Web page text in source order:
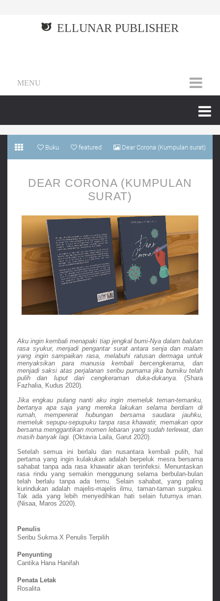
ELLUNAR PUBLISHER
MENU
Buku featured Dear Corona (Kumpulan surat)
DEAR CORONA (KUMPULAN
SURAT)
Aku ingin kembali menapaki tiap jengkal bumi-Nya dalam balutan
rasa syukur, menjadi pengantar surat antara senja dan malam
yang ingin sampaikan rasa, melabuhi ratusan dermaga untuk
menyaksikan para manusia kembali bercengkerama, dan
menjadi saksi atas perjalanan seribu purnama jika bumiku telah
pulih dan luput dari cengkeraman duka-dukanya. (Shara
Fazhalia, Kudus 2020).
Jika engkau pulang nanti aku ingin memeluk teman-temanku,
bertanya apa saja yang mereka lakukan selama berdiam di
rumah, mempererat hubungan bersama saudara jauhku,
memeluk sepupu-sepupuku tanpa rasa khawatir, memakan opor
bersama menggantikan momen lebaran yang sudah terlewat, dan
masih banyak lagi. (Oktavia Laila, Garut 2020).
Setelah semua ini berlalu dan nusantara kembali pulih, hal
pertama yang ingin kulakukan adalah berpeluk mesra bersama
sahabat tanpa ada rasa khawatir akan terinfeksi. Menuntaskan
rasa rindu yang semakin menggunung selama berbulan-bulan
telah berlalu tanpa ada temu. Selain sahabat, yang paling
kurindukan adalah majelis-majelis ilmu, taman-taman surgaku.
Tak ada yang lebih menyedihkan hati selain futurnya iman.
(Nisaa, Maros 2020).
Penulis
Seribu Sukma X Penulis Terpilih
Penyunting
Cantika Hana Hanifah
Penata Letak
Rosalita